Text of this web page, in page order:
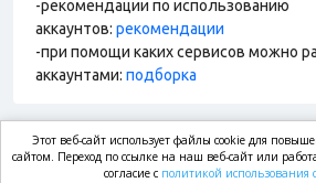
-рекомендации по использованию
аккаунтов: рекомендации
-при помощи каких сервисов можно
аккаунтами: подборка
market.com
Этот веб-сайт использует файлы cookie для
сайтом. Переход по ссылке на наш веб-сайт или
согласие с политикой использования